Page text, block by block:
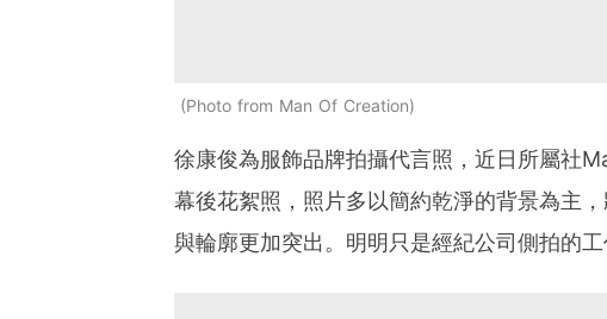
Photo from Man Of Creation
徐康俊為服飾品牌拍攝代言照，近日所屬社
幕後花絮照， 照片多以簡約乾淨的背景為主
與輪廓更加突出。明明只是經紀公司側拍的